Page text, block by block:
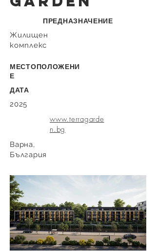
ПРЕДНАЗНАЧЕНИЕ
Жилищен
комплекс
МЕСТОПОЛОЖЕНИ
Е
ДАТА
2025
www.terragarde
n.bg
Варнa,
България